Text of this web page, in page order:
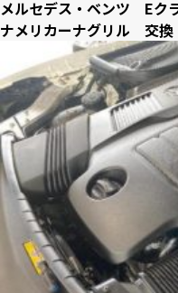
メルセデス・ベンツ Eク
ナメリカーナグリル 交換